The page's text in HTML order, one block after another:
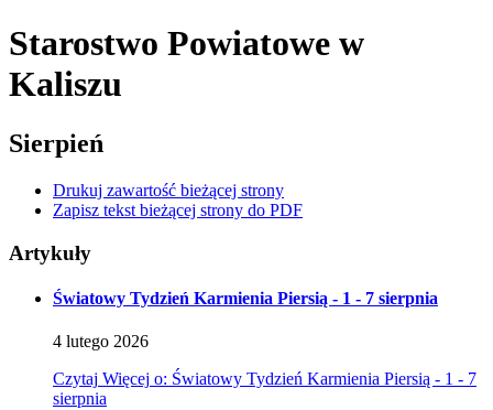
Starostwo Powiatowe w
Kaliszu
Sierpień
Drukuj zawartość bieżącej strony
Zapisz tekst bieżącej strony do PDF
Artykuły
Światowy Tydzień Karmienia Piersią - 1 - 7 sierpnia
4 lutego 2026
Czytaj Więcej o: Światowy Tydzień Karmienia Piersią - 1 - 7
sierpnia